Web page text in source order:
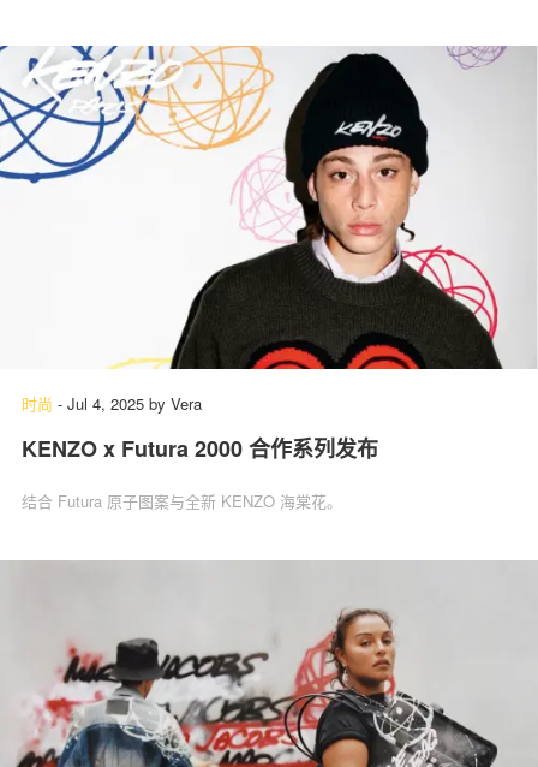
时尚 - Jul 4, 2025 by Vera
KENZO x Futura 2000 合作系列发布
结合 Futura 原子图案与全新 KENZO 海棠花。